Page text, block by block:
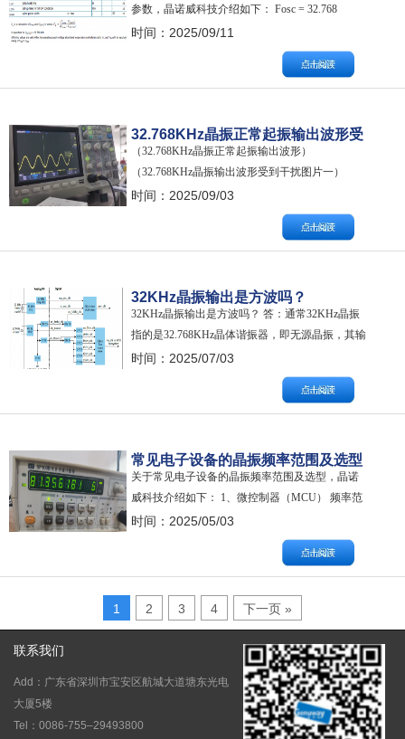
参数，晶诺威科技介绍如下： Fosc = 32.768
kHz; quartz Rs = 40 kΩ; CL = 8 pF NOTE: By
evaluating the average capacitance necessary…
时间：2025/09/11
32.768KHz晶振正常起振输出波形受
到干扰图片
（32.768KHz晶振正常起振输出波形）
（32.768KHz晶振输出波形受到干扰图片一）
（32.768KHz晶振输出波形受到干扰图片二）
（32.768KHz晶振输出波形受到干扰图片三）
时间：2025/09/03
32KHz晶振输出是方波吗？
32KHz晶振输出是方波吗？ 答：通常32KHz晶振
指的是32.768KHz晶体谐振器，即无源晶振，其输
出波形为正弦波（SINE WAVE），而不是方波。
晶体振荡器（有源晶振）输出的才是方波
（CMOS）。 举例如下： 32.768KHz晶体谐振器
SMD3215系列 32.768KHz晶体振荡器SMD…
时间：2025/07/03
常见电子设备的晶振频率范围及选型
关于常见电子设备的晶振频率范围及选型，晶诺
威科技介绍如下： 1、微控制器（MCU） 频率范
围：1 MHz ~ 48 MHz（常见），最高可达100
MHz以上。 选型建议：根据MCU的主频需求选
择，低功耗应用可选32.768 kHz。 2、嵌入式系统
频率范围：12 MHz ~ 50 MHz。 选型…
时间：2025/05/03
1 2 3 4 下一页 »
联系我们
Add：广东省深圳市宝安区航城大道塘东光电
大厦5楼
Tel：0086-755–29493800